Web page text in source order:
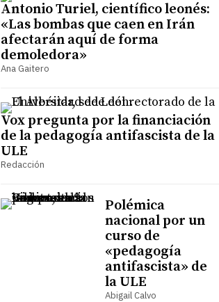
Antonio Turiel, científico leonés:
«Las bombas que caen en Irán
afectarán aquí de forma
demoledora»
Ana Gaitero
Vox pregunta por la financiación
de la pedagogía antifascista de la
ULE
Redacción
Polémica
nacional por un
curso de
«pedagogía
antifascista» de
la ULE
Abigail Calvo